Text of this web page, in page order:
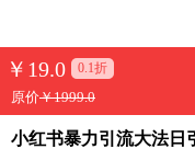
￥ 19.0 0.1折
原价￥1999.0
小红书暴力引流大法日